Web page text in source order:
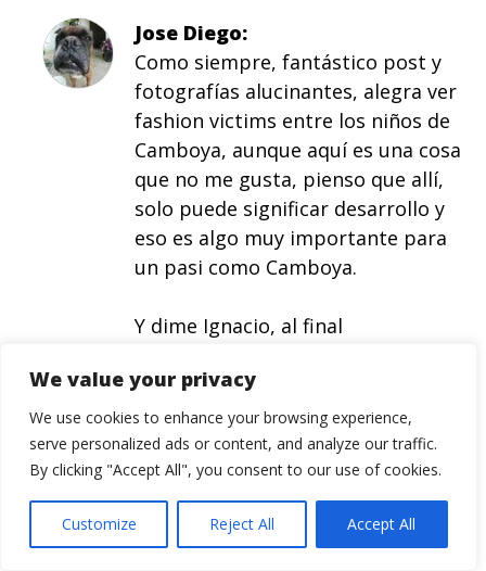
We value your privacy
We use cookies to enhance your browsing experience,
serve personalized ads or content, and analyze our traffic.
By clicking "Accept All", you consent to our use of cookies.
Customize Reject All Accept All
Jose Diego
Como siempre, fantástico post y
fotografías alucinantes, alegra ver
fashion victims entre los niños de
Camboya, aunque aquí es una cosa
que no me gusta, pienso que allí,
solo puede significar desarrollo y
eso es algo muy importante para
un pasi como Camboya.
Y dime Ignacio, al final
lago Tonlé Sap?
http://www.fotocommunity.es/pc/
pc/mypics/1406618/display/183802
01
un fuerte abrazo y sigue